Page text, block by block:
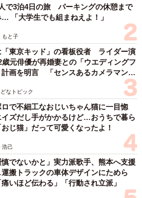
で3泊4日の旅 パーキングの休憩まで
「大学生でも組まねえよ！」
もと子
「東京キッド」の看板役者 ライダー演
歳元俳優が再婚妻との「ウエディングフ
計画を明言 「センスあるカメラマン求
どなトピック
で不細工なおじいちゃん猫に一目惚
ズだし手がかかるけど…おうちで暮ら
じ猫」だって可愛くなったよ！
浩己
慎でないかと」実力派歌手、熊本へ支援
搬トラックの車体デザインにためら
いほど伝わる」「行動され立派」